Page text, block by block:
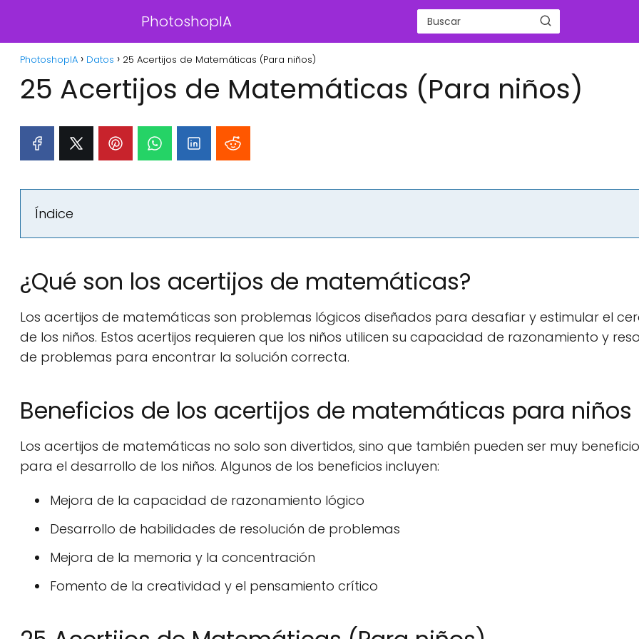
PhotoshopIA
PhotoshopIA Datos 25 Acertijos de Matemáticas (Para niños)
25 Acertijos de Matemáticas (Para niños)
Índice
¿Qué son los acertijos de matemáticas?
Los acertijos de matemáticas son problemas lógicos diseñados para desafiar y estimular el
de los niños. Estos acertijos requieren que los niños utilicen su capacidad de razonamiento y
de problemas para encontrar la solución correcta.
Beneficios de los acertijos de matemáticas para niños
Los acertijos de matemáticas no solo son divertidos, sino que también pueden ser muy
para el desarrollo de los niños. Algunos de los beneficios incluyen:
Mejora de la capacidad de razonamiento lógico
Desarrollo de habilidades de resolución de problemas
Mejora de la memoria y la concentración
Fomento de la creatividad y el pensamiento crítico